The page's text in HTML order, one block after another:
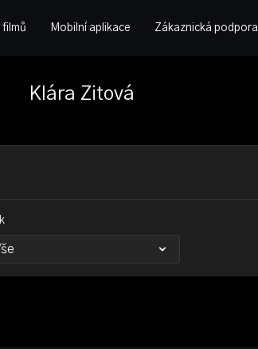
filmů Mobilní aplikace Zákaznická podpora
Klára Zitová